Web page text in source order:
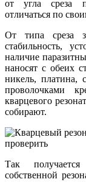
от угла среза
отличаться по
От типа среза
стабильность,
наличие
наносят с обеих
никель, платина,
проволочками
кварцевого
собирают.
Так получается
собственной